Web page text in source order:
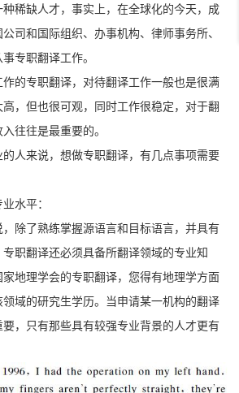
种稀缺人才，事实上，在全球化的今天，成
司和国际组织、办事机构、律师事务所、
专职翻译工作。
的专职翻译，对待翻译工作一般也是很满
，但也很可观，同时工作很稳定，对于翻
往往是最重要的。
人来说，想做专职翻译，有几点事项需要
水平：
除了熟练掌握源语言和目标语言，并具有
职翻译还必须具备所翻译领域的专业知
地理学会的专职翻译，您得有地理学方面
域的研究生学历。当申请某一机构的翻译
，只有那些具有较强专业背景的人才更有